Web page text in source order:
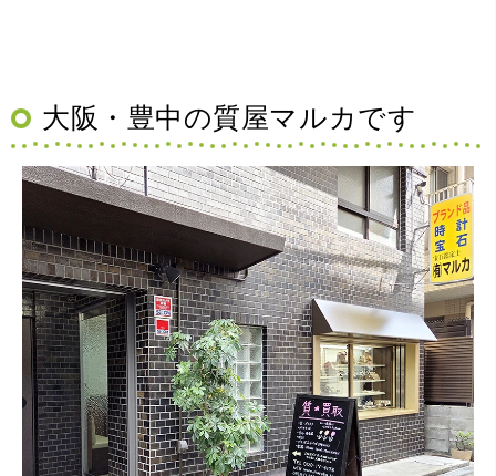
大阪・豊中の質屋マルカです